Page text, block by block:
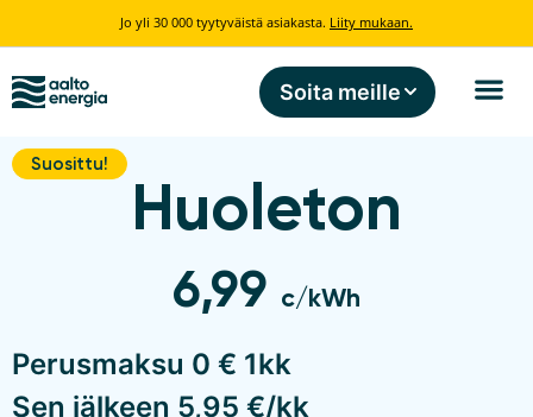
Jo yli 30 000 tyytyväistä asiakasta. Liity mukaan.
Soita meille
Suosittu!
Huoleton
6,99 c/kWh
Perusmaksu 0 € 1kk
Sen jälkeen 5,95 €/kk